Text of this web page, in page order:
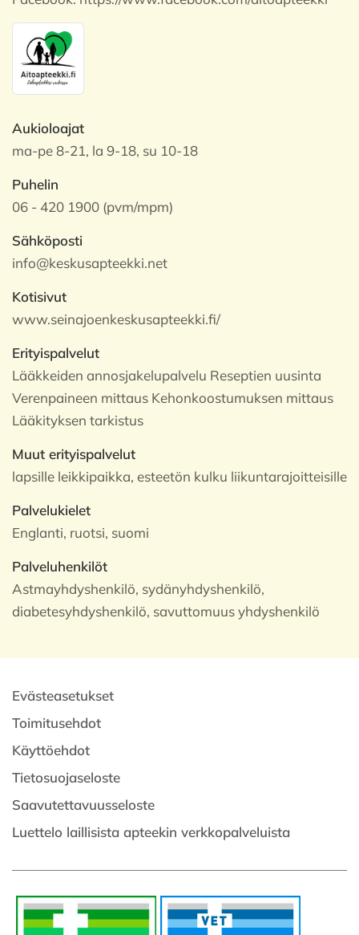
Aukioloajat
ma-pe 8-21, la 9-18, su 10-18
Puhelin
06 - 420 1900 (pvm/mpm)
Sähköposti
info@keskusapteekki.net
Kotisivut
www.seinajoenkeskusapteekki.fi/
Erityispalvelut
Lääkkeiden annosjakelupalvelu Reseptien uusinta
Verenpaineen mittaus Kehonkoostumuksen mittaus
Lääkityksen tarkistus
Muut erityispalvelut
lapsille leikkipaikka, esteetön kulku liikuntarajoitteisille
Palvelukielet
Englanti, ruotsi, suomi
Palveluhenkilöt
Astmayhdyshenkilö, sydänyhdyshenkilö,
diabetesyhdyshenkilö, savuttomuus yhdyshenkilö
Evästeasetukset
Toimitusehdot
Käyttöehdot
Tietosuojaseloste
Saavutettavuusseloste
Luettelo laillisista apteekin verkkopalveluista